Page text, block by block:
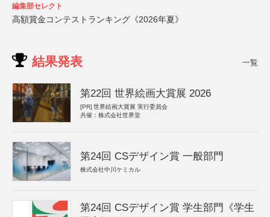
編集部セレクト
高額賞金コンテストランキング《2026年夏》
結果発表 一覧
第22回 世界絵画大賞展 2026
[PR] 世界絵画大賞展 実行委員会
共催：株式会社世界堂
第24回 CSデザイン賞 一般部門
株式会社中川ケミカル
第24回 CSデザイン賞 学生部門《学生